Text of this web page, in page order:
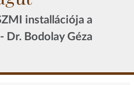
installációja a
Dr. Bodolay Géza